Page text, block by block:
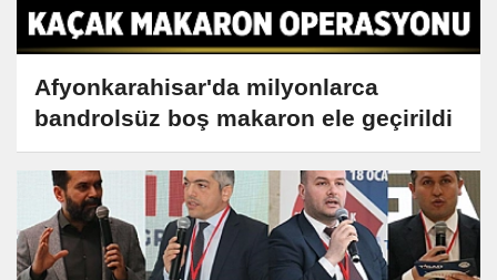
Afyonkarahisar'da milyonlarca
bandrolsüz boş makaron ele geçirildi